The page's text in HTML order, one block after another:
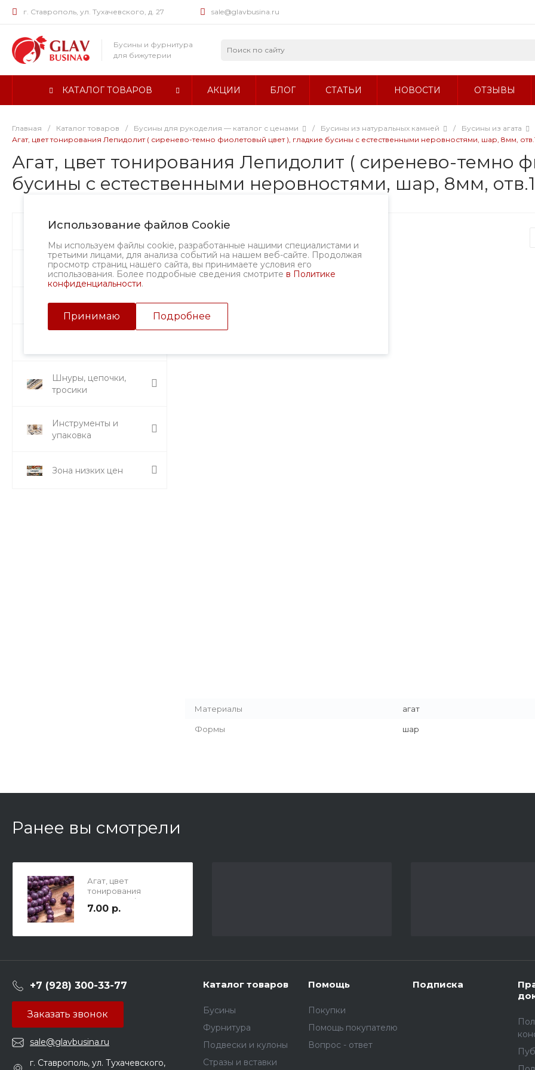
г. Ставрополь, ул. Тухачевского, д. 27 sale@glavbusina.ru
Бусины и фурнитура
для бижутерии
КАТАЛОГ ТОВАРОВ АКЦИИ БЛОГ СТАТЬИ НОВОСТИ ОТЗЫВЫ
Главная / Каталог товаров / Бусины для рукоделия — каталог с ценами / Бусины из натуральных камней /
Бусины из агата
Агат, цвет тонирования Лепидолит ( сиренево-темно фиолетовый цвет ), гладкие бусины с естественными неровностями, шар, 8мм,
Агат, цвет тонирования Лепидолит ( сиренево-темно
бусины с естественными неровностями, шар, 8мм,
Использование файлов Cookie
Мы используем файлы cookie, разработанные нашими специалистами и
третьими лицами, для анализа событий на нашем веб-сайте. Продолжая
просмотр страниц нашего сайта, вы принимаете условия его
использования. Более подробные сведения смотрите в Политике
конфиденциальности.
Принимаю Подробнее
Бусины
Фурнитура
Подвески и кулоны
Шнуры, цепочки,
тросики
Инструменты и
упаковка
Зона низких цен
Материалы агат
Формы шар
Ранее вы смотрели
Агат, цвет
тонирования
Лепидолит (
сиренево-темно
8мм, отв.1мм
7.00 р.
+7 (928) 300-33-77
Заказать звонок
sale@glavbusina.ru
г. Ставрополь, ул. Тухачевского,
Каталог товаров
Бусины
Фурнитура
Подвески и кулоны
Стразы и вставки
Помощь
Покупки
Помощь покупателю
Вопрос - ответ
Подписка